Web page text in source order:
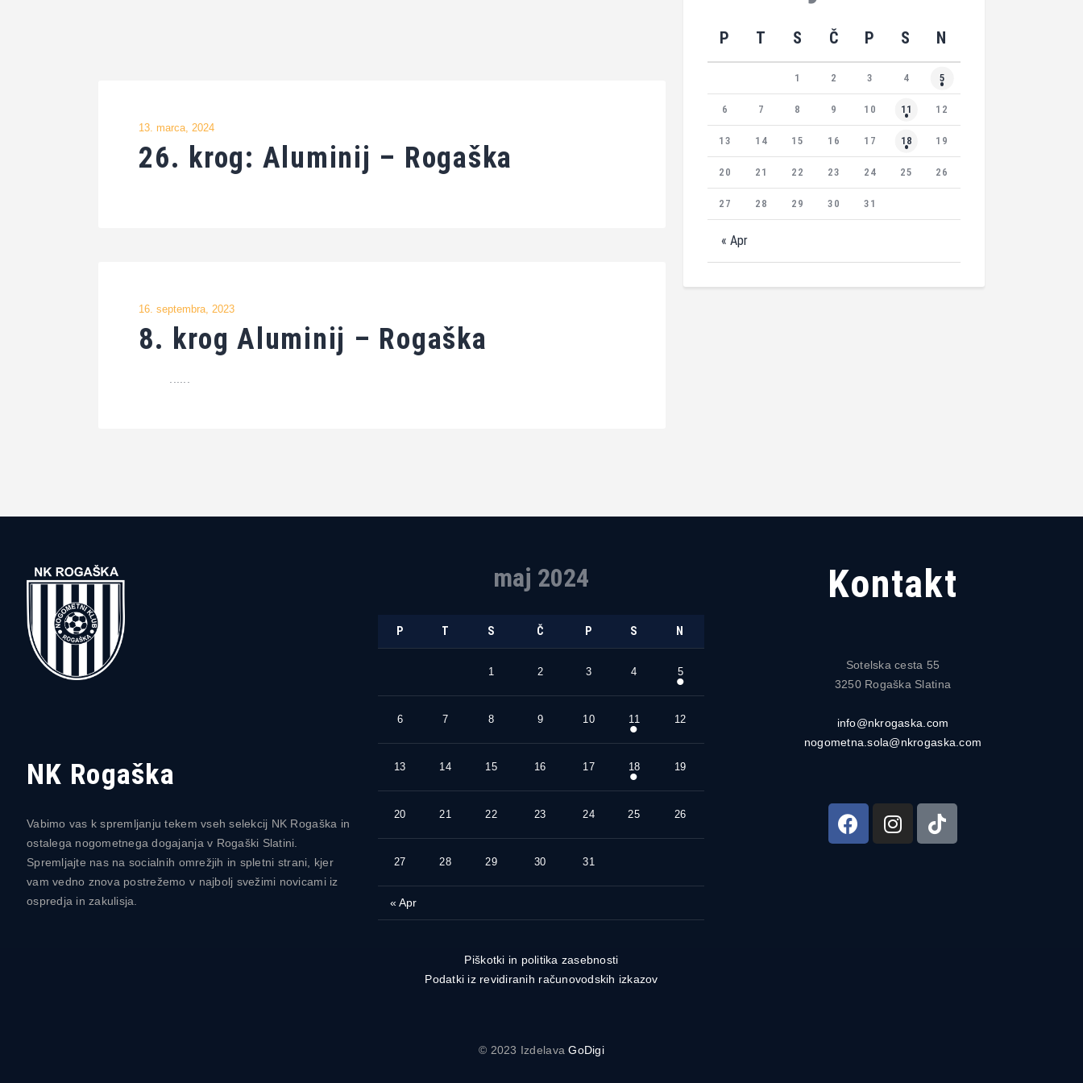
13. marca, 2024
26. krog: Aluminij – Rogaška
16. septembra, 2023
8. krog Aluminij – Rogaška
P T S Č P S N
« Apr
1 2 3 4 5
6 7 8 9 10 11 12
13 14 15 16 17 18 19
20 21 22 23 24 25 26
27 28 29 30 31
NK Rogaška
Vabimo vas k spremljanju tekem vseh selekcij NK Rogaška in
ostalega nogometnega dogajanja v Rogaški Slatini.
Spremljajte nas na socialnih omrežjih in spletni strani, kjer
vam vedno znova postrežemo v najbolj svežimi novicami iz
ospredja in zakulisja.
maj 2024
P T S Č P S N
« Apr
1 2 3 4 5
6 7 8 9 10 11 12
13 14 15 16 17 18 19
20 21 22 23 24 25 26
27 28 29 30 31
Kontakt
Sotelska cesta 55
3250 Rogaška Slatina
info@nkrogaska.com
nogometna.sola@nkrogaska.com
Piškotki in politika zasebnosti
Podatki iz revidiranih računovodskih izkazov
© 2023 IzdelavaGoDigi